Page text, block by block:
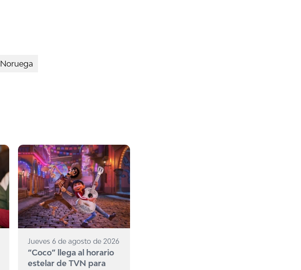
Noruega
Jueves 6 de agosto de 2026
“Coco” llega al horario
estelar de TVN para